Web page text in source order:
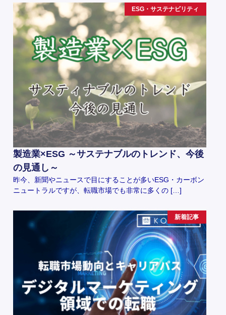
ESG・サステナビリティ
製造業×ESG ～サステナブルのトレンド、今後
の見通し～
昨今、新聞やニュースで目にすることが多いESG・カーボン
ニュートラルですが、転職市場でも非常に多くの […]
新着記事